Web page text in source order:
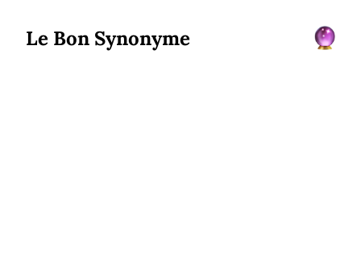
Le Bon Synonyme